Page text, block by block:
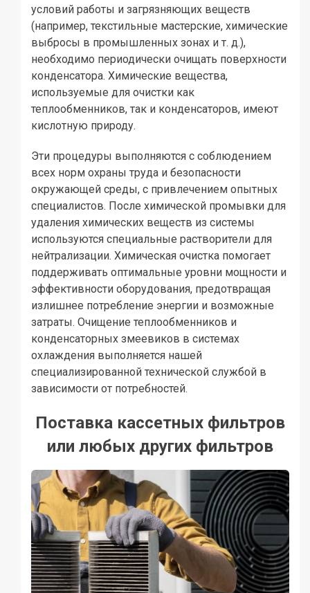
условий работы и загрязняющих веществ
(например, текстильные мастерские, химические
выбросы в промышленных зонах и т. д.),
необходимо периодически очищать поверхности
конденсатора. Химические вещества,
используемые для очистки как
теплообменников, так и конденсаторов, имеют
кислотную природу.
Эти процедуры выполняются с соблюдением
всех норм охраны труда и безопасности
окружающей среды, с привлечением опытных
специалистов. После химической промывки для
удаления химических веществ из системы
используются специальные растворители для
нейтрализации. Химическая очистка помогает
поддерживать оптимальные уровни мощности и
эффективности оборудования, предотвращая
излишнее потребление энергии и возможные
затраты. Очищение теплообменников и
конденсаторных змеевиков в системах
охлаждения выполняется нашей
специализированной технической службой в
зависимости от потребностей.
Поставка кассетных фильтров
или любых других фильтров